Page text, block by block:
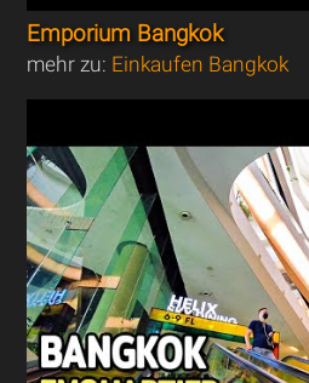
Emporium Bangkok
mehr zu: Einkaufen Bangkok